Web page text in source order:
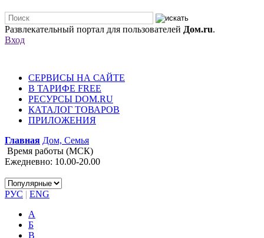
Развлекательный портал для пользователей Дом.ru.
Вход
СЕРВИСЫ НА САЙТЕ
В ТАРИФЕ FREE
РЕСУРСЫ DOM.RU
КАТАЛОГ ТОВАРОВ
ПРИЛОЖЕНИЯ
Главная Дом, Семья
Время работы (МСК)
Ежедневно: 10.00-20.00
РУС | ENG
А
Б
В